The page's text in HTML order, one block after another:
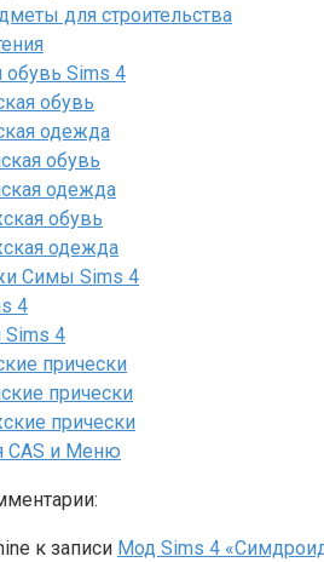
для строительства
Sims 4
обувь
одежда
обувь
одежда
обувь
одежда
Симы Sims 4
4
Sims 4
прически
прически
прически
CAS и Меню
к записи Мод Sims 4